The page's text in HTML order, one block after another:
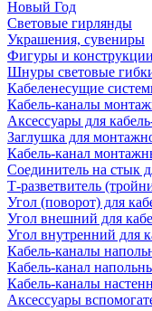
Новый Год
Световые гирлянды
Украшения, сувениры
Фигуры и конструкции
Шнуры световые
Кабеленесущие
Кабель-каналы
Аксессуары для
Заглушка для
Кабель-канал
Соединитель на стык
Т-разветвитель
Угол (поворот) для
Угол внешний для
Угол внутренний для
Кабель-каналы
Кабель-канал
Кабель-каналы
Аксессуары